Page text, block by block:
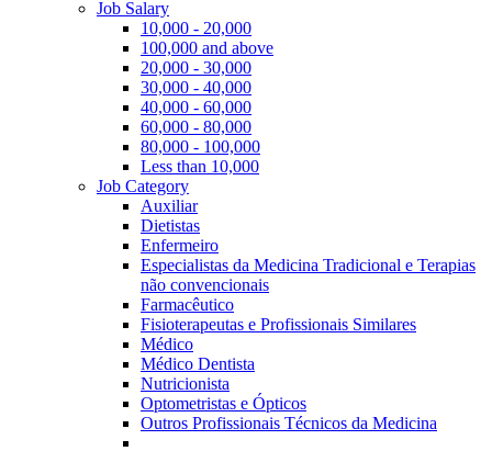
Job Salary
10,000 - 20,000
100,000 and above
20,000 - 30,000
30,000 - 40,000
40,000 - 60,000
60,000 - 80,000
80,000 - 100,000
Less than 10,000
Job Category
Auxiliar
Dietistas
Enfermeiro
Especialistas da Medicina Tradicional e Terapias
não convencionais
Farmacêutico
Fisioterapeutas e Profissionais Similares
Médico
Médico Dentista
Nutricionista
Optometristas e Ópticos
Outros Profissionais Técnicos da Medicina